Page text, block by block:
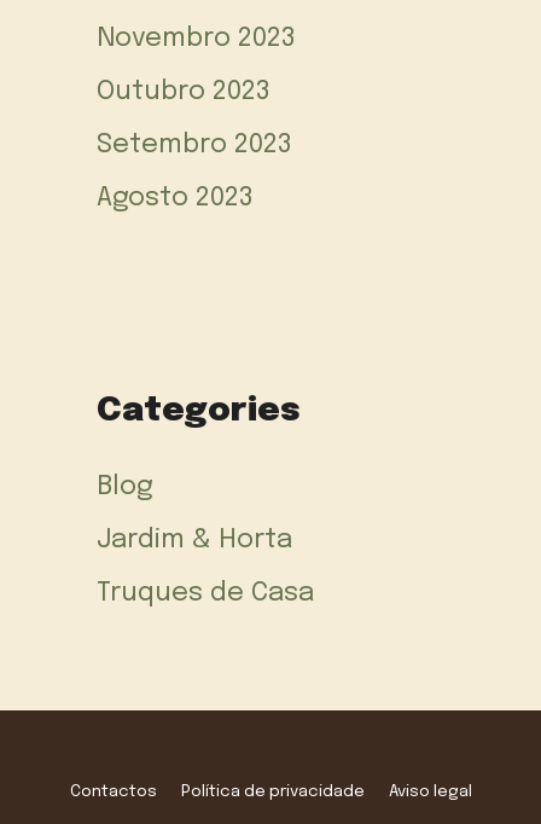
Novembro 2023
Outubro 2023
Setembro 2023
Agosto 2023
Categories
Blog
Jardim & Horta
Truques de Casa
Contactos Política de privacidade Aviso legal